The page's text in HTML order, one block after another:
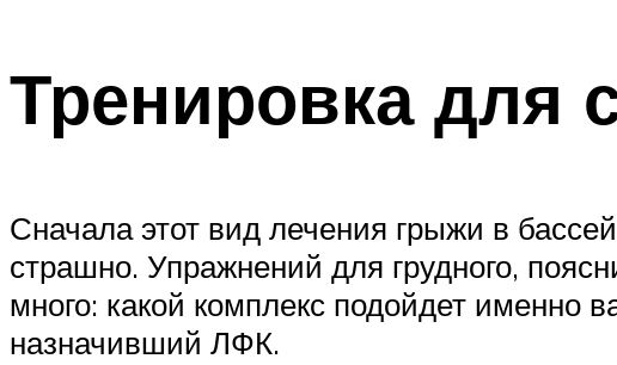
Тренировка для
Сначала этот вид лечения грыжи в
страшно. Упражнений для грудного,
много: какой комплекс подойдет именно
назначивший ЛФК.